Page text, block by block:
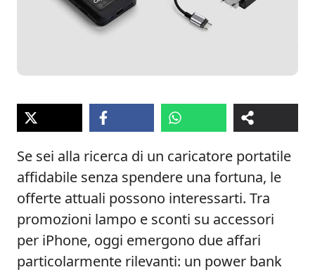
Se sei alla ricerca di un caricatore portatile
affidabile senza spendere una fortuna, le
offerte attuali possono interessarti. Tra
promozioni lampo e sconti su accessori
per iPhone, oggi emergono due affari
particolarmente rilevanti: un power bank